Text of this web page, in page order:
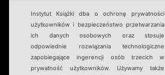
Instytut Książki dba o ochronę prywatności
użytkowników i bezpieczeństwo przetwarzania
ich danych osobowych oraz stosuje
odpowiednie rozwiązania technologiczne
zapobiegające ingerencji osób trzecich w
prywatność użytkowników. Używamy także